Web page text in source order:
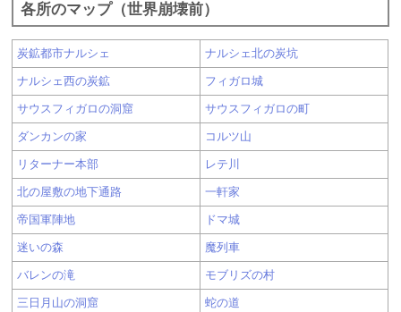
各所のマップ（世界崩壊前）
炭鉱都市ナルシェ ナルシェ北の炭坑
ナルシェ西の炭鉱 フィガロ城
サウスフィガロの洞窟 サウスフィガロの町
ダンカンの家 コルツ山
リターナー本部 レテ川
北の屋敷の地下通路 一軒家
帝国軍陣地 ドマ城
迷いの森 魔列車
バレンの滝 モブリズの村
三日月山の洞窟 蛇の道